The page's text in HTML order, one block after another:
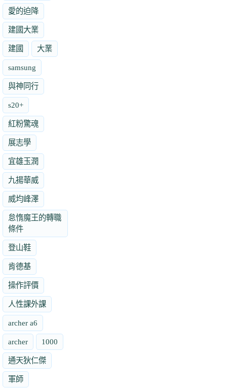
愛的迫降
建國大業
建國 大業
samsung
與神同行
s20+
紅粉驚魂
展志學
宜雄玉潤
九揚華威
威均峰澤
怠惰魔王的轉職
條件
登山鞋
肯德基
操作評價
人性課外課
archer a6
archer 1000
通天狄仁傑
軍師